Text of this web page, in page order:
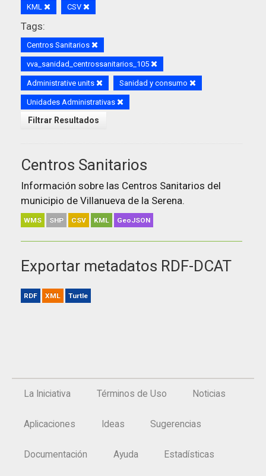
KML CSV
Tags:
Centros Sanitarios
vva_sanidad_centrossanitarios_105
Administrative units Sanidad y consumo
Unidades Administrativas
Filtrar Resultados
Centros Sanitarios
Información sobre las Centros Sanitarios del
municipio de Villanueva de la Serena.
WMS SHP CSV KML GeoJSON
Exportar metadatos RDF-DCAT
RDF XML Turtle
La Iniciativa Términos de Uso Noticias
Aplicaciones Ideas Sugerencias
Documentación Ayuda Estadísticas